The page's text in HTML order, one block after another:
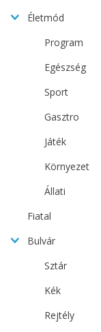
Életmód
Program
Egészség
Sport
Gasztro
Játék
Környezet
Állati
Fiatal
Bulvár
Sztár
Kék
Rejtély